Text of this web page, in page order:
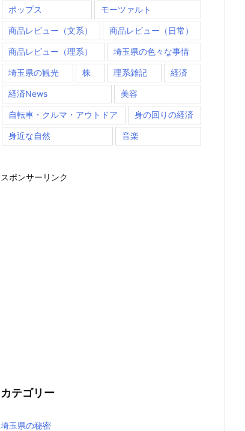
ポップス モーツァルト
商品レビュー（文系） 商品レビュー（日常）
商品レビュー（理系） 埼玉県の色々な事情
埼玉県の観光 株 理系雑記 経済
経済News 美容
自転車・クルマ・アウトドア 身の回りの経済
身近な自然 音楽
スポンサーリンク
カテゴリー
埼玉県の秘密